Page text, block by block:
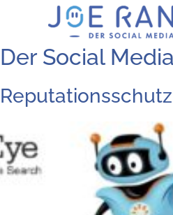
Der Social
Reputationsschutz